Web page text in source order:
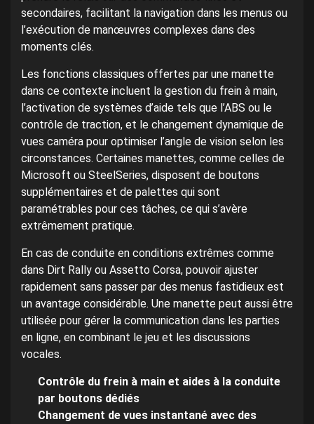
secondaires, facilitant la navigation dans les menus ou
l’exécution de manœuvres complexes dans des
moments clés.
Les fonctions classiques offertes par une manette
dans ce contexte incluent la gestion du frein à main,
l’activation de systèmes d’aide tels que l’ABS ou le
contrôle de traction, et le changement dynamique de
vues caméra pour optimiser l’angle de vision selon les
circonstances. Certaines manettes, comme celles de
Microsoft ou SteelSeries, disposent de boutons
supplémentaires et de palettes qui sont
paramétrables pour ces tâches, ce qui s’avère
extrêmement pratique.
En cas de conduite en conditions extrêmes comme
dans Dirt Rally ou Assetto Corsa, pouvoir ajuster
rapidement sans passer par des menus fastidieux est
un avantage considérable. Une manette peut aussi être
utilisée pour gérer la communication dans les parties
en ligne, en combinant le jeu et les discussions
vocales.
Contrôle du frein à main et aides à la conduite
par boutons dédiés
Changement de vues instantané avec des